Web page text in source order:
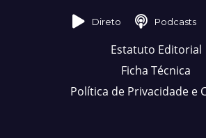
Direto Podcasts
Estatuto Editorial
Ficha Técnica
Política de Privacidade e